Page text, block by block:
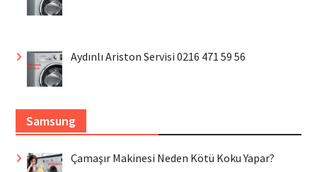
Aydınlı Ariston Servisi 0216 471 59 56
Samsung
Çamaşır Makinesi Neden Kötü Koku Yapar?